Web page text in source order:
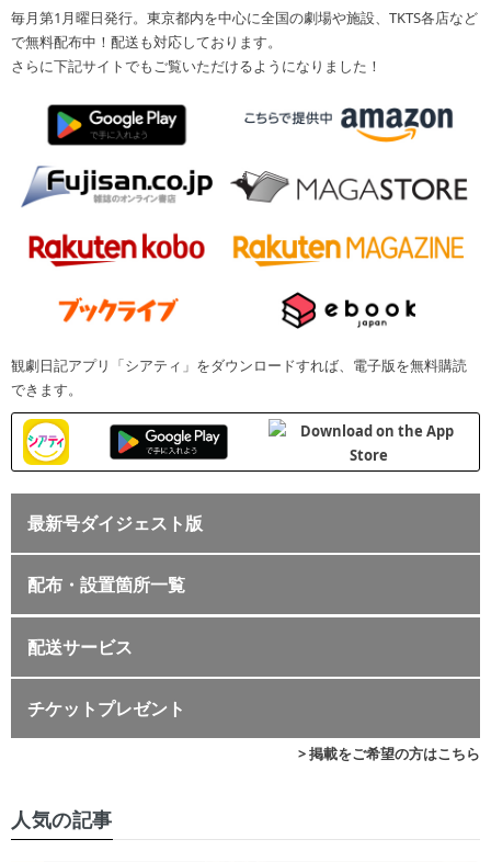
毎月第1月曜日発行。東京都内を中心に全国の劇場や施設、TKTS各店など
で無料配布中！配送も対応しております。
さらに下記サイトでもご覧いただけるようになりました！
観劇日記アプリ「シアティ」をダウンロードすれば、電子版を無料購読
できます。
最新号ダイジェスト版
配布・設置箇所一覧
配送サービス
チケットプレゼント
> 掲載をご希望の方はこちら
人気の記事